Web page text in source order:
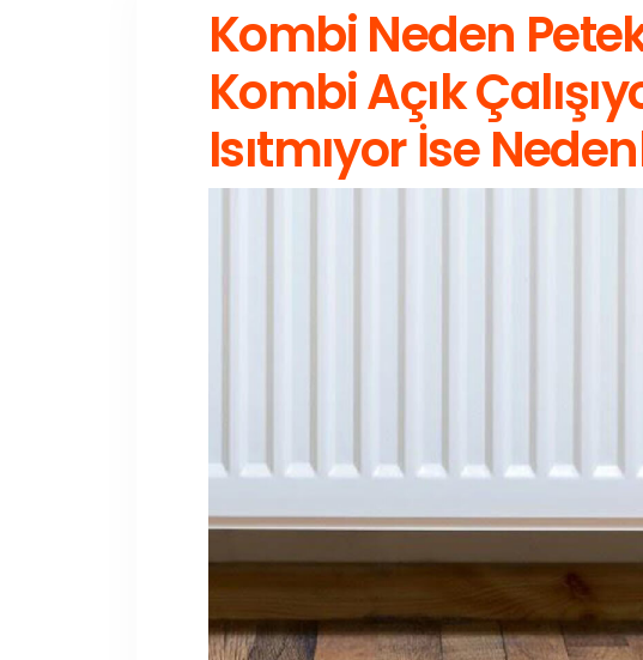
Kombi Neden
Kombi Açık
Isıtmıyor İse